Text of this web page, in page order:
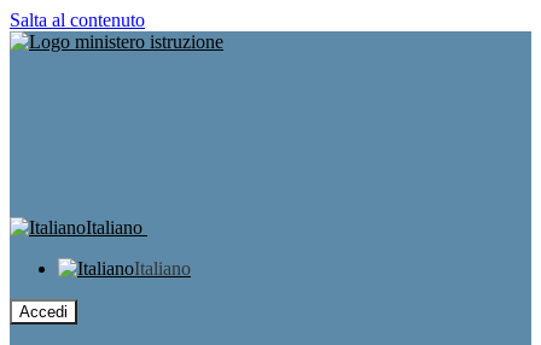
Salta al contenuto
Italiano
Italiano
Accedi